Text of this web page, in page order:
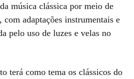
música clássica por meio de
adaptações instrumentais e
pelo uso de luzes e velas no
terá como tema os clássicos do